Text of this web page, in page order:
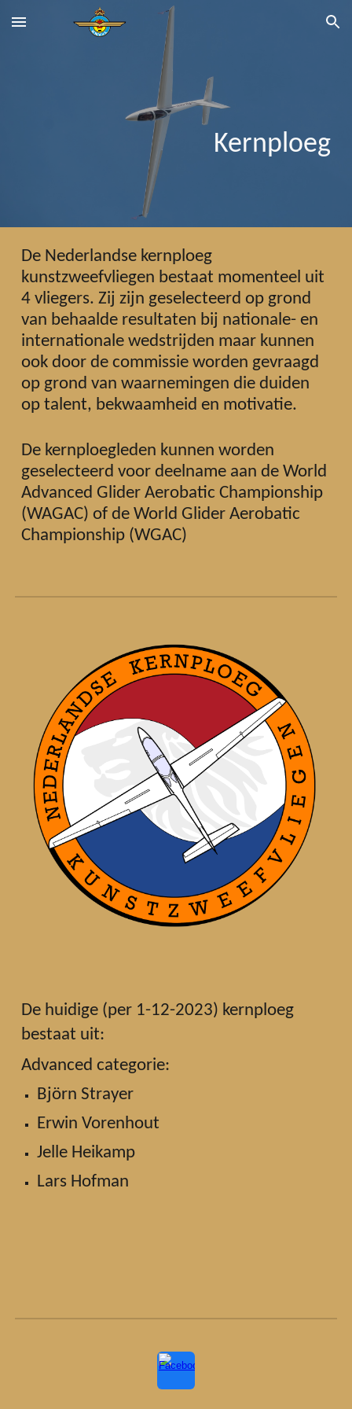
Skip to main content Skip to navigation
Kernploeg
De Nederlandse kernploeg
kunstzweefvliegen bestaat momenteel uit
4 vliegers. Zij zijn geselecteerd op grond
van behaalde resultaten bij nationale- en
internationale wedstrijden maar kunnen
ook door de commissie worden gevraagd
op grond van waarnemingen die duiden
op talent, bekwaamheid en motivatie.
De kernploegleden kunnen worden
geselecteerd voor deelname aan de World
Advanced Glider Aerobatic Championship
(WAGAC) of deWorld Glider Aerobatic
Championship (WGAC)
De huidige (per 1-12-2023) kernploeg
bestaat uit:
Advanced categorie:
Björn Strayer
Erwin Vorenhout
Jelle Heikamp
Lars Hofman